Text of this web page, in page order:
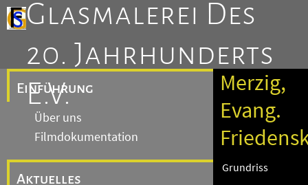
Glasmalerei Des
20. Jahrhunderts
E.V.
Einführung
Über uns
Filmdokumentation
Aktuelles
Merzig,
Evang.
Grundriss